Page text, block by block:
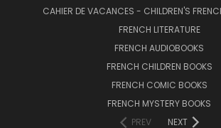
CAHIER DE VACANCES - CHILDREN'S
FRENCH LITERATURE
FRENCH AUDIOBOOKS
FRENCH CHILDREN BOOKS
FRENCH COMIC BOOKS
FRENCH MYSTERY BOOKS
PREV
NEXT